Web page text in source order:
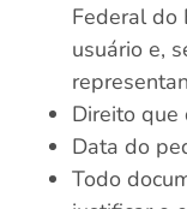
Federal do
usuário e,
Direito que
Data do
Todo